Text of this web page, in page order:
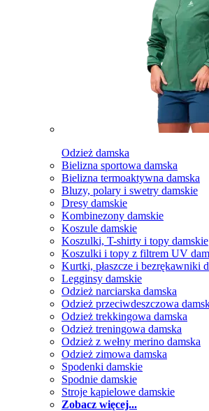
Odzież damska
Bielizna sportowa damska
Bielizna termoaktywna damska
Bluzy, polary i swetry damskie
Dresy damskie
Kombinezony damskie
Koszule damskie
Koszulki, T-shirty i topy damskie
Koszulki i topy z filtrem UV
Kurtki, płaszcze i bezrękawniki
Legginsy damskie
Odzież narciarska damska
Odzież przeciwdeszczowa
Odzież trekkingowa damska
Odzież treningowa damska
Odzież z wełny merino damska
Odzież zimowa damska
Spodenki damskie
Spodnie damskie
Stroje kąpielowe damskie
Zobacz więcej...